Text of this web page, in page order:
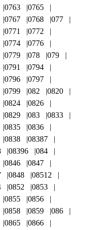
0763
0765
0767 0768
077
0771
0772
0774
0776
0779 078
079
0791
0794
0796
0797
0799 082
0820
0824
0826
0829 083
0833
0835
0836
0838
08387
08396
084
0846
0847
0848
08512
0852
0853
0855
0856
0858 0859
086
0865
0866